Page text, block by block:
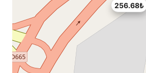
256.68₺